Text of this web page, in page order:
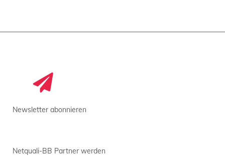
Newsletter abonnieren
Netquali-BB Partner werden